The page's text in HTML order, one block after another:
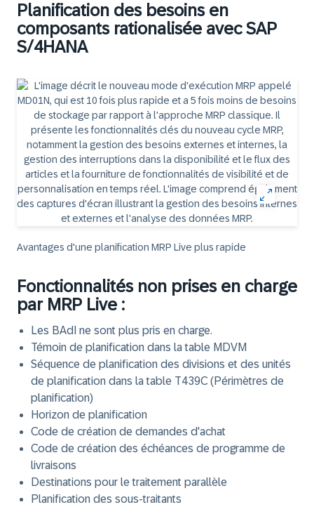
Planification des besoins en
composants rationalisée avec SAP
S/4HANA
Avantages d'une planification MRP Live plus rapide
Fonctionnalités non prises en charge
par MRP Live :
Les BAdI ne sont plus pris en charge.
Témoin de planification dans la table MDVM
Séquence de planification des divisions et des unités
de planification dans la table T439C (Périmètres de
planification)
Horizon de planification
Code de création de demandes d'achat
Code de création des échéances de programme de
livraisons
Destinations pour le traitement parallèle
Planification des sous-traitants